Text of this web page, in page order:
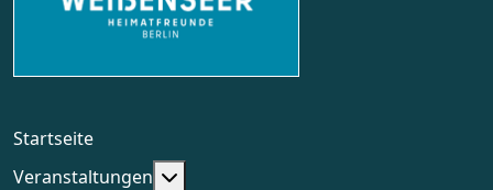
Startseite
Veranstaltungen
Weitere Informationen: